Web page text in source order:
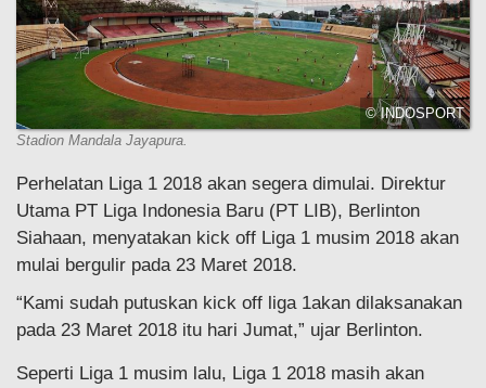
© INDOSPORT
Stadion Mandala Jayapura.
Perhelatan Liga 1 2018 akan segera dimulai. Direktur
Utama PT Liga Indonesia Baru (PT LIB), Berlinton
Siahaan, menyatakan kick off Liga 1 musim 2018 akan
mulai bergulir pada 23 Maret 2018.
“Kami sudah putuskan kick off liga 1akan dilaksanakan
pada 23 Maret 2018 itu hari Jumat,” ujar Berlinton.
Seperti Liga 1 musim lalu, Liga 1 2018 masih akan